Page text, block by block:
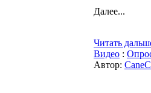
Далее...
Читать
Видео :
Автор: